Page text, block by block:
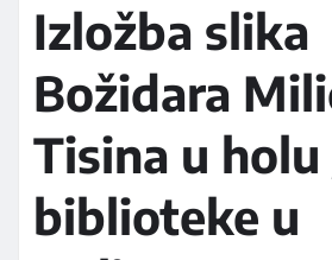
Izložba slika
Božidara
Tisina u holu
biblioteke u